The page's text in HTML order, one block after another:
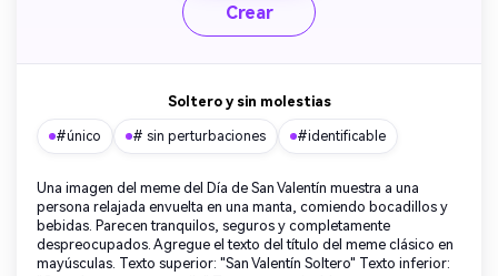
Crear
Soltero y sin molestias
#único # sin perturbaciones #identificable
Una imagen del meme del Día de San Valentín muestra a una
persona relajada envuelta en una manta, comiendo bocadillos y
bebidas. Parecen tranquilos, seguros y completamente
despreocupados. Agregue el texto del título del meme clásico en
mayúsculas. Texto superior: "San Valentín Soltero" Texto inferior: